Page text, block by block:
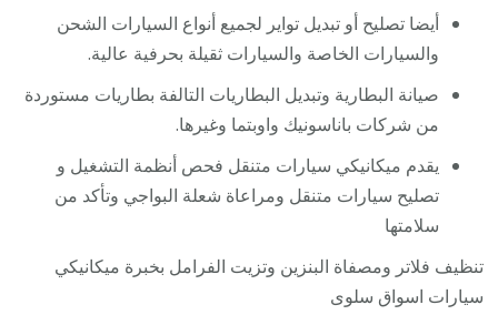
أيضا تصليح أو تبديل تواير لجميع أنواع السيارات الشحن
والسيارات الخاصة والسيارات ثقيلة بحرفية عالية.
صيانة البطارية وتبديل البطاريات التالفة بطاريات مستوردة
من شركات باناسونيك واوبتما وغيرها.
يقدم ميكانيكي سيارات متنقل فحص أنظمة التشغيل و
تصليح سيارات متنقل ومراعاة شعلة البواجي وتأكد من
سلامتها
تنظيف فلاتر ومصفاة البنزين وتزيت الفرامل بخبرة ميكانيكي
سيارات اسواق سلوى